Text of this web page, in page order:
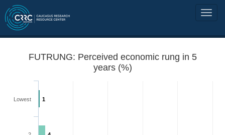
FUTRUNG: Perceived economic rung in 5
years (%)
1
Lowest